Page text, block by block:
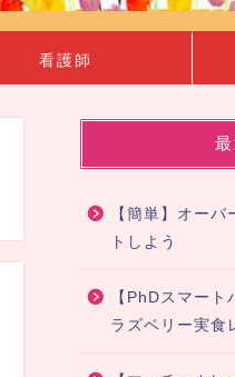
看護師
【簡単】オー
トしよう
【PhDスマー
ラズベリー実食